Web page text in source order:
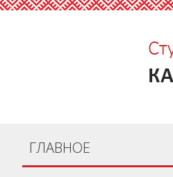
ГЛАВНОЕ